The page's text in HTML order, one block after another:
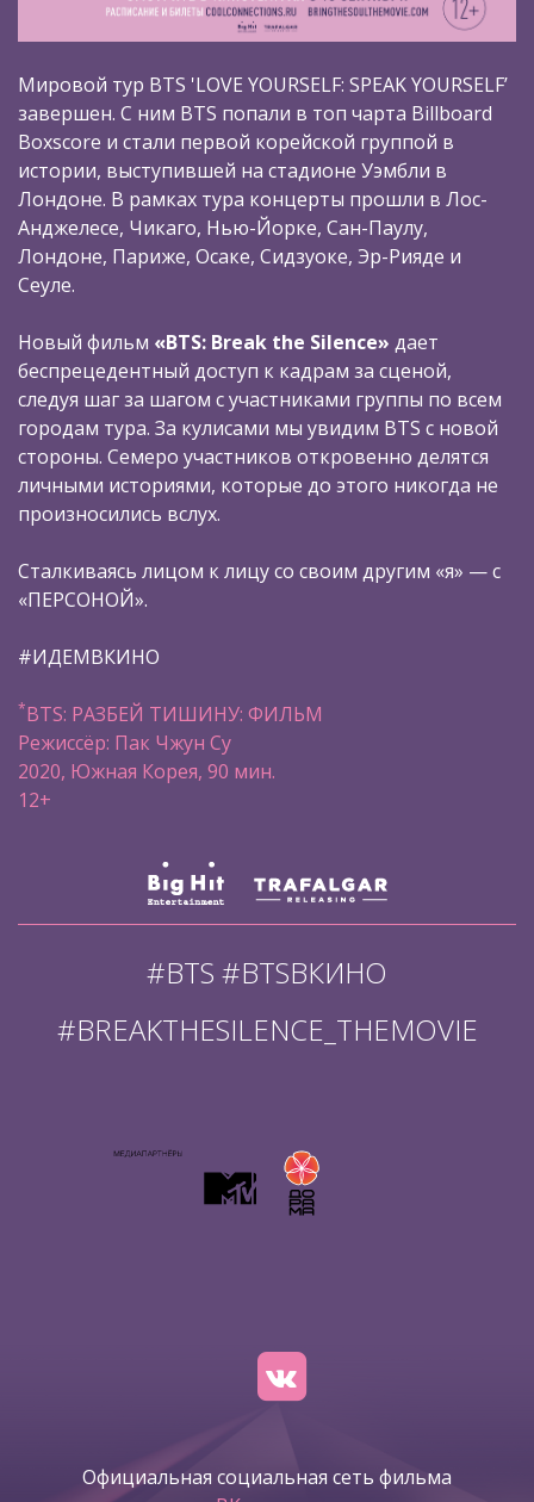
Мировой тур BTS 'LOVE YOURSELF: SPEAK YOURSELF’
завершен. С ним BTS попали в топ чарта Billboard
Boxscore и стали первой корейской группой в
истории, выступившей на стадионе Уэмбли в
Лондоне. В рамках тура концерты прошли в Лос-
Анджелесе, Чикаго, Нью-Йорке, Сан-Паулу,
Лондоне, Париже, Осаке, Сидзуоке, Эр-Рияде и
Сеуле.
Новый фильм «BTS: Break the Silence» дает
беспрецедентный доступ к кадрам за сценой,
следуя шаг за шагом с участниками группы по всем
городам тура. За кулисами мы увидим BTS c новой
стороны. Семеро участников откровенно делятся
личными историями, которые до этого никогда не
произносились вслух.
Сталкиваясь лицом к лицу со своим другим «я» — с
«ПЕРСОНОЙ».
#ИДЕМВКИНО
*BTS: РАЗБЕЙ ТИШИНУ: ФИЛЬМ
Режиссёр: Пак Чжун Су
2020, Южная Корея, 90 мин.
12+
#BTS #BTSВКИНО
#BREAKTHESILENCE_THEMOVIE
Официальная социальная сеть фильма